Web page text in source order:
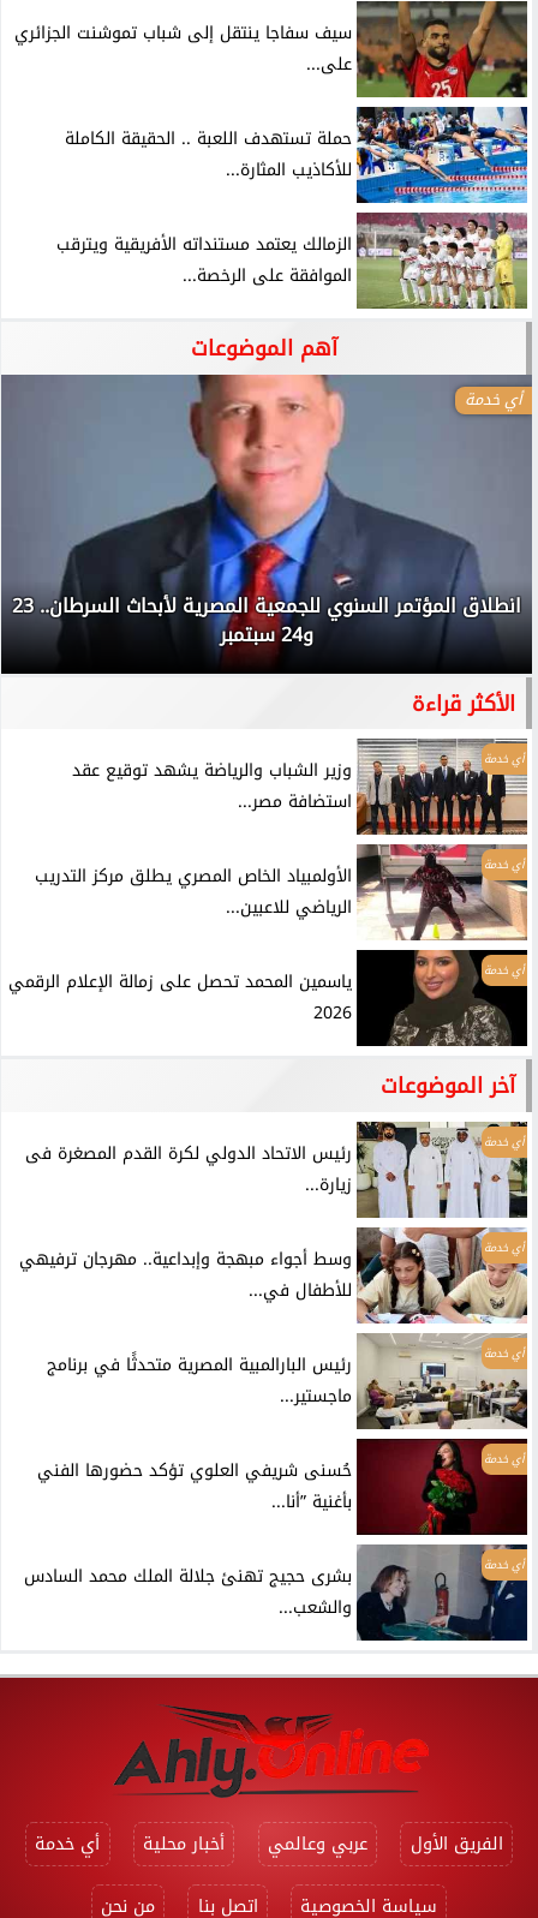
سيف سفاجا ينتقل إلى شباب تموشنت الجزائري
على...
حملة تستهدف اللعبة .. الحقيقة الكاملة
للأكاذيب المثارة...
الزمالك يعتمد مستنداته الأفريقية ويترقب
الموافقة على الرخصة...
آهم الموضوعات
أي خدمة
انطلاق المؤتمر السنوي للجمعية المصرية لأبحاث السرطان.. 23
و24 سبتمبر
الأكثر قراءة
أي خدمة
وزير الشباب والرياضة يشهد توقيع عقد
استضافة مصر...
أي خدمة
الأولمبياد الخاص المصري يطلق مركز التدريب
الرياضي للاعبين...
أي خدمة
ياسمين المحمد تحصل على زمالة الإعلام الرقمي
2026
آخر الموضوعات
أي خدمة
رئيس الاتحاد الدولي لكرة القدم المصغرة فى
زيارة...
أي خدمة
وسط أجواء مبهجة وإبداعية.. مهرجان ترفيهي
للأطفال في...
أي خدمة
رئيس البارالمبية المصرية متحدثًا في برنامج
ماجستير...
أي خدمة
حُسنى شريفي العلوي تؤكد حضورها الفني
بأغنية ”أنا...
أي خدمة
بشرى حجيج تهنئ جلالة الملك محمد السادس
والشعب...
الفريق الأول عربي وعالمي أخبار محلية
أي خدمة
سياسة الخصوصية
اتصل بنا من نحن